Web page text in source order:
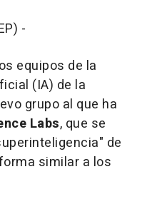
-
equipos de la
(IA) de la
grupo al que ha
Labs, que se
de
similar a los